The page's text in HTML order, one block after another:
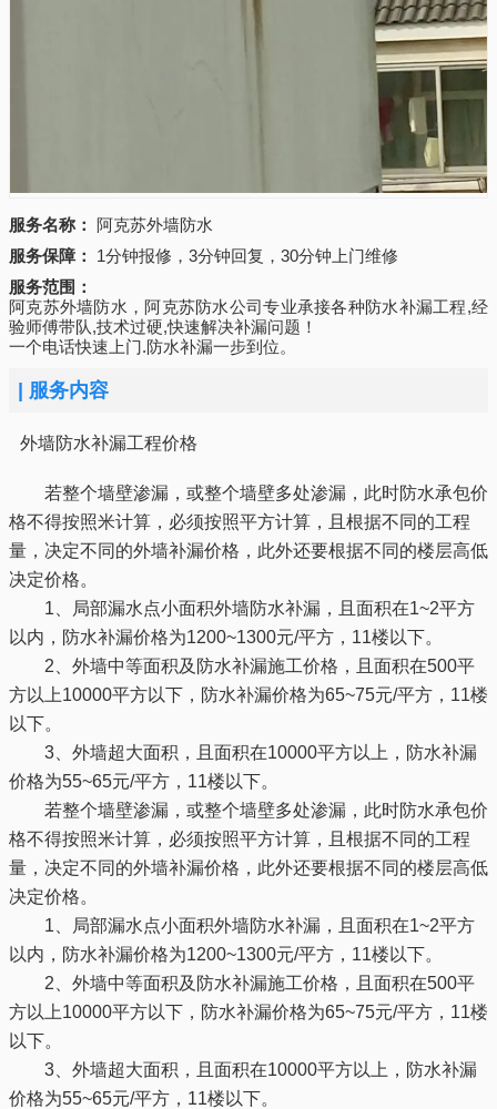
服务名称：
阿克苏外墙防水
服务保障：
1分钟报修，3分钟回复，30分钟上门维修
服务范围：
阿克苏外墙防水，阿克苏防水公司专业承接各种防水补漏工程,经
验师傅带队,技术过硬,快速解决补漏问题！
一个电话快速上门.防水补漏一步到位。
服务内容
外墙防水补漏工程价格
若整个墙壁渗漏，或整个墙壁多处渗漏，此时防水承包价
格不得按照米计算，必须按照平方计算，且根据不同的工程
量，决定不同的外墙补漏价格，此外还要根据不同的楼层高低
决定价格。
1、局部漏水点小面积外墙防水补漏，且面积在1~2平方
以内，防水补漏价格为1200~1300元/平方，11楼以下。
2、外墙中等面积及防水补漏施工价格，且面积在500平
方以上10000平方以下，防水补漏价格为65~75元/平方，11楼
以下。
3、外墙超大面积，且面积在10000平方以上，防水补漏
价格为55~65元/平方，11楼以下。
若整个墙壁渗漏，或整个墙壁多处渗漏，此时防水承包价
格不得按照米计算，必须按照平方计算，且根据不同的工程
量，决定不同的外墙补漏价格，此外还要根据不同的楼层高低
决定价格。
1、局部漏水点小面积外墙防水补漏，且面积在1~2平方
以内，防水补漏价格为1200~1300元/平方，11楼以下。
2、外墙中等面积及防水补漏施工价格，且面积在500平
方以上10000平方以下，防水补漏价格为65~75元/平方，11楼
以下。
3、外墙超大面积，且面积在10000平方以上，防水补漏
价格为55~65元/平方，11楼以下。